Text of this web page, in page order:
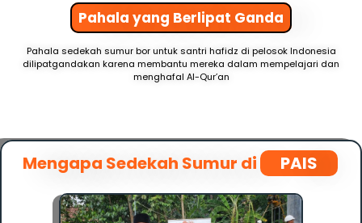
Pahala yang Berlipat Ganda
Pahala sedekah sumur bor untuk santri hafidz di pelosok Indonesia
dilipatgandakan karena membantu mereka dalam mempelajari dan
menghafal Al-Qur’an
Mengapa Sedekah Sumur di PAIS